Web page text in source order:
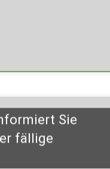
Sie
fällige